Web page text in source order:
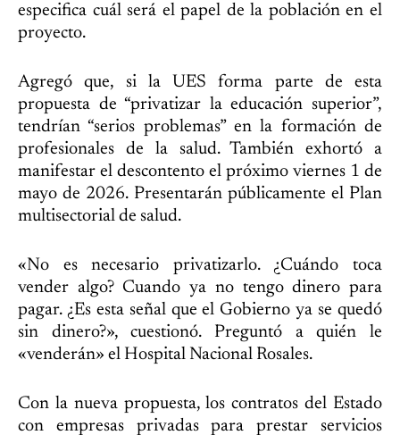
especifica cuál será el papel de la población en el
proyecto.
Agregó que, si la UES forma parte de esta
propuesta de “privatizar la educación superior”,
tendrían “serios problemas” en la formación de
profesionales de la salud. También exhortó a
manifestar el descontento el próximo viernes 1 de
mayo de 2026. Presentarán públicamente el Plan
multisectorial de salud.
«No es necesario privatizarlo. ¿Cuándo toca
vender algo? Cuando ya no tengo dinero para
pagar. ¿Es esta señal que el Gobierno ya se quedó
sin dinero?», cuestionó. Preguntó a quién le
«venderán» el Hospital Nacional Rosales.
Con la nueva propuesta, los contratos del Estado
con empresas privadas para prestar servicios